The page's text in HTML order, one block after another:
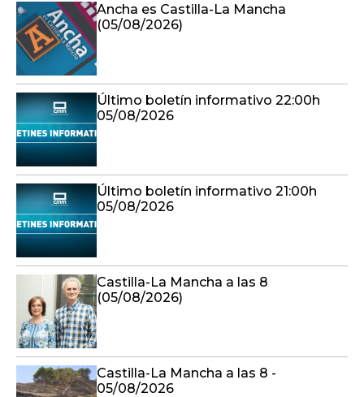
Ancha es Castilla-La Mancha
(05/08/2026)
Último boletín informativo 22:00h
05/08/2026
Último boletín informativo 21:00h
05/08/2026
Castilla-La Mancha a las 8
(05/08/2026)
Castilla-La Mancha a las 8 -
05/08/2026